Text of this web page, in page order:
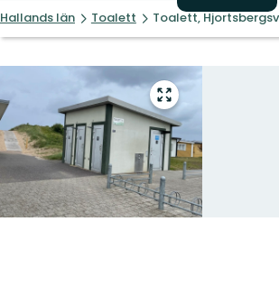
Hallands län Toalett Toalett,
Gå
till
helskärmsläge